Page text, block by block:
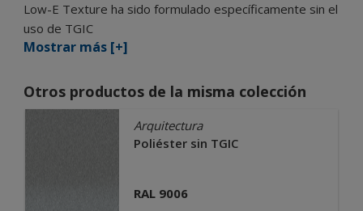
Low-E Texture ha sido formulado específicamente sin el
uso de TGIC
Mostrar más [+]
Otros productos de la misma colección
Arquitectura
Poliéster sin TGIC
RAL 9006